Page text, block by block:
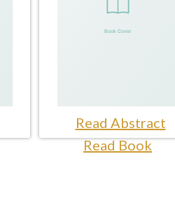
Read Abstract
Read Book